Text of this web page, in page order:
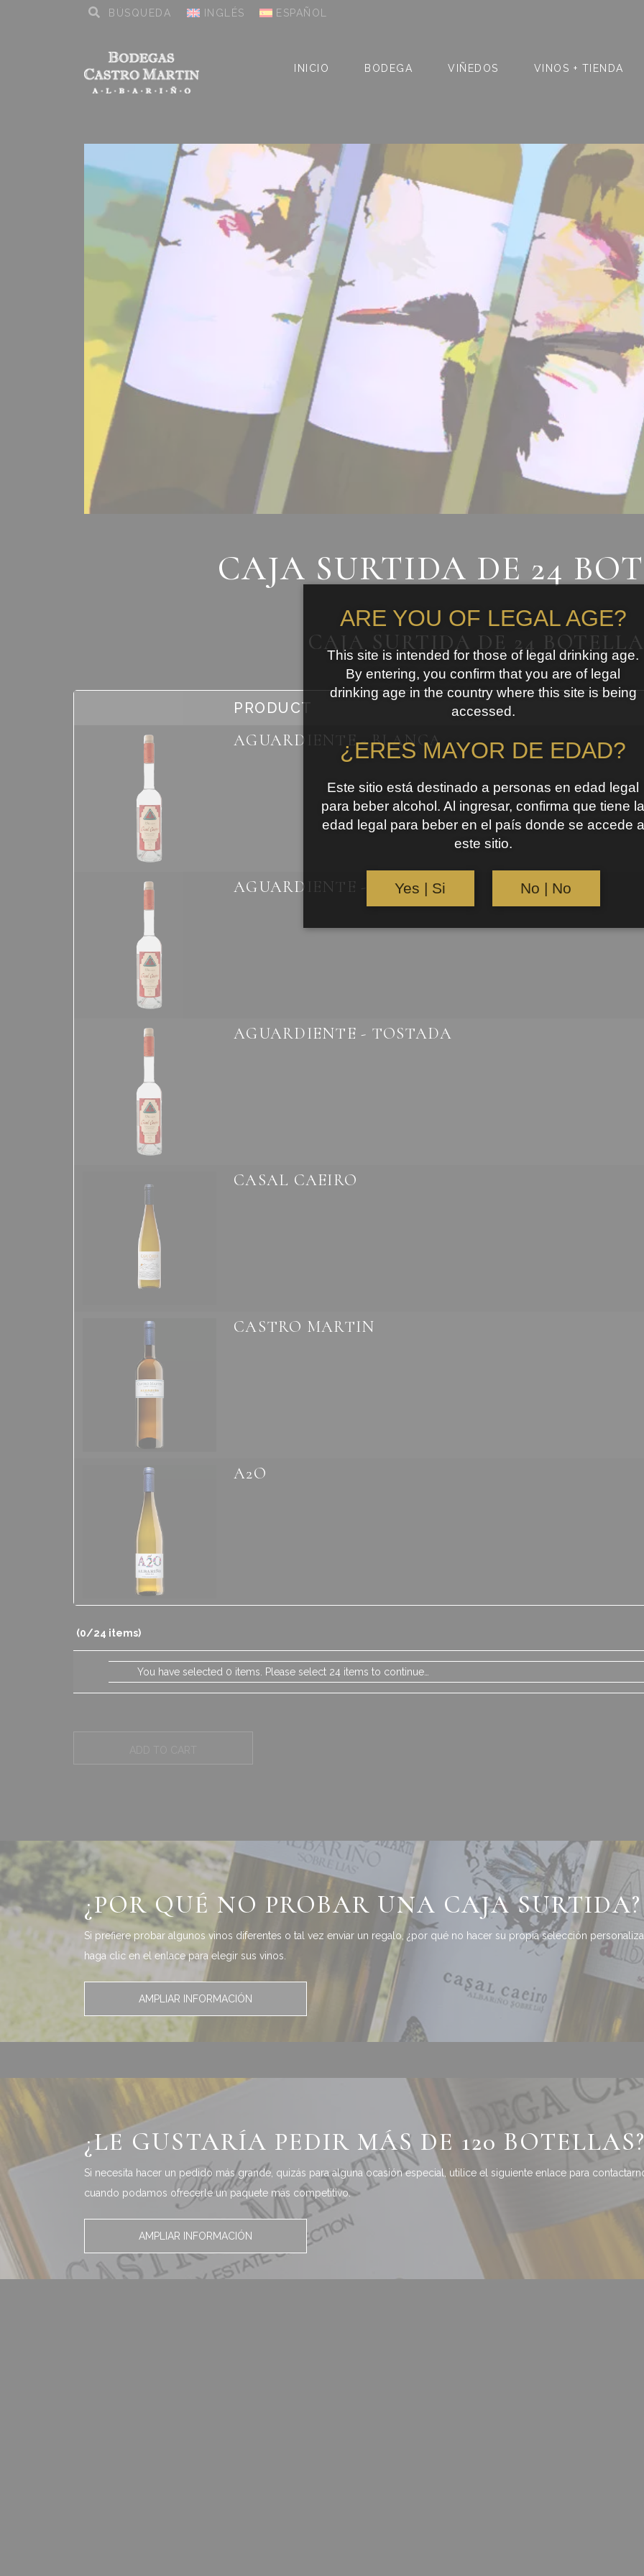
INGLÉS ESPAÑOL
INICIO BODEGA VIÑEDOS VINOS + TIENDA
CAJA SURTIDA DE 24
CAJA SURTIDA DE 24
PRODUCT
AGUARDIENTE - BLANCA
AGUARDIENTE - HIERBAS
AGUARDIENTE - TOSTADA
CASAL CAEIRO
CASTRO MARTIN
A2O
(0/24 items)
You have selected 0 items. Please select 24 items to continue…
¿POR QUÉ NO PROBAR UNA CAJA SURTIDA?
Si prefiere probar algunos vinos diferentes o tal vez enviar un regalo, ¿por qué no hacer su propia selección
haga clic en el enlace para elegir sus vinos.
AMPLIAR INFORMACIÓN
¿LE GUSTARÍA PEDIR MÁS DE 120 BOTELLAS?
Si necesita hacer un pedido más grande, quizás para alguna ocasión especial, utilice el siguiente enlace para
cuando podamos ofrecerle un paquete más competitivo.
AMPLIAR INFORMACIÓN
ARE YOU OF LEGAL AGE?
This site is intended for those of legal drinking age.
By entering, you confirm that you are of legal
drinking age in the country where this site is being
accessed.
¿ERES MAYOR DE EDAD?
Este sitio está destinado a personas en edad legal
para beber alcohol. Al ingresar, confirma que tiene la
edad legal para beber en el país donde se accede a
este sitio.
Yes | Si No | No